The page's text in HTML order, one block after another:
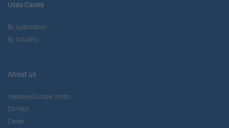
Uses Cases
By Application
By Industry
About us
Yaskawa Europe Gmbh
Contact
Career